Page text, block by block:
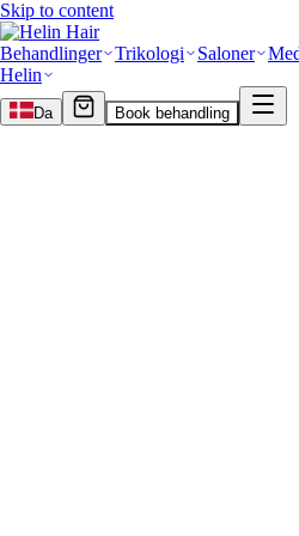
Skip to content
Behandlinger Trikologi Saloner
Helin
Da Book behandling